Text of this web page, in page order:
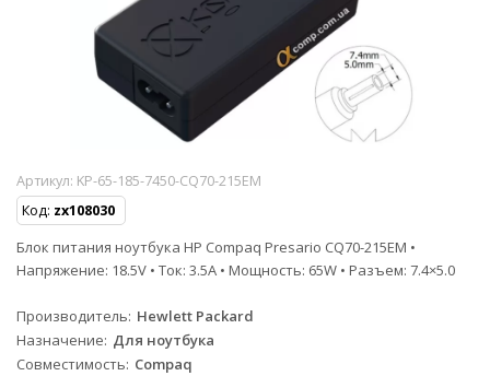
Артикул: KP-65-185-7450-CQ70-215EM
Код: zx108030
Блок питания ноутбука HP Compaq Presario CQ70-215EM •
Напряжение: 18.5V • Ток: 3.5A • Мощность: 65W • Разъем: 7.4×5.0
Производитель Hewlett Packard
Назначение Для ноутбука
Совместимость Compaq